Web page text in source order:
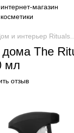
и интерьер Rituals...
The
мл
отзыв